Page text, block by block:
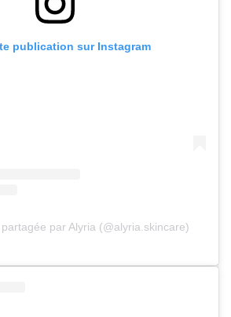
publication sur Instagram
par Alyria (@alyria.skincare)